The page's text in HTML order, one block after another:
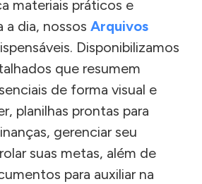
materiais práticos e
a dia, nossos Arquivos
Disponibilizamos
que resumem
de forma visual e
planilhas prontas para
gerenciar seu
suas metas, além de
para auxiliar na